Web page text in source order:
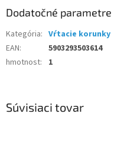
Súvisiaci tovar
Dodatočné parametre
Kategória: Vŕtacie korunky
EAN:
5903293503614
hmotnost: 1